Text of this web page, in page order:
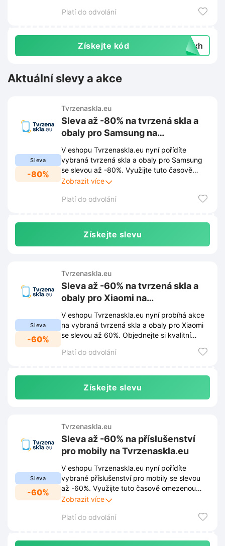
Platí do odvolání
Získejte kód jhxh
Aktuální slevy a akce
Sleva
-80%
Tvrzenaskla.eu
Sleva až -80% na tvrzená skla a
obaly pro Samsung na
Tvrzenaskla.eu
V eshopu Tvrzenaskla.eu nyní pořídíte
vybraná tvrzená skla a obaly pro Samsung
se slevou až -80%. Využijte tuto časově
omezenou akci a zajistěte si prémiovou
Zobrazit více
Platí do odvolání
Získejte slevu
Sleva
-60%
Tvrzenaskla.eu
Sleva až -60% na tvrzená skla a
obaly pro Xiaomi na
Tvrzenaskla.eu
V eshopu Tvrzenaskla.eu nyní probíhá akce
na vybraná tvrzená skla a obaly pro Xiaomi
se slevou až 60%. Objednejte si kvalitní
Platí do odvolání
Získejte slevu
Sleva
-60%
Tvrzenaskla.eu
Sleva až -60% na příslušenství
pro mobily na Tvrzenaskla.eu
V eshopu Tvrzenaskla.eu nyní pořídíte
vybrané příslušenství pro mobily se slevou
až -60%. Využijte tuto časově omezenou
akci a vybavte telefon za výhodnější ceny.
Zobrazit více
Platí do odvolání